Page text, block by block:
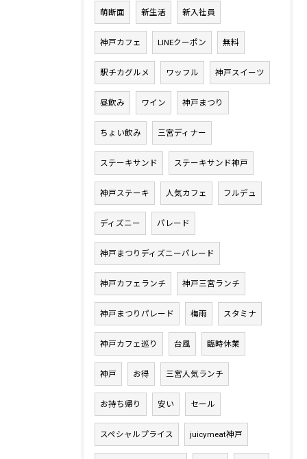
萌断面 新生活 新入社員
神戸カフェ LINEクーポン 無料
駅チカグルメ ワッフル 神戸スイーツ
昼飲み ワイン 神戸まつり
ちょい飲み 三宮ディナー
ステーキサンド ステーキサンド神戸
神戸ステーキ 人気カフェ フルデュ
ディズニー パレード
神戸まつりディズニーパレード
神戸カフェランチ 神戸三宮ランチ
神戸まつりパレード 梅雨 スタミナ
神戸カフェ巡り 台風 臨時休業
神戸 お得 三宮人気ランチ
お持ち帰り 安い セール
スペシャルプライス juicymeat神戸